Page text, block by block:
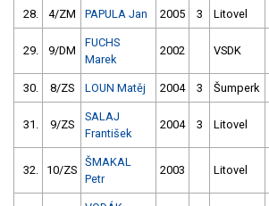
28. 4/ZM PAPULA Jan 2005 3 Litovel
29. 9/DM
FUCHS
Marek
2002 VSDK
30. 8/ZS LOUN Matěj 2004 3 Šumperk
31. 9/ZS
SALAJ
František
2004 3 Litovel
32. 10/ZS
ŠMAKAL
Petr
2003 Litovel